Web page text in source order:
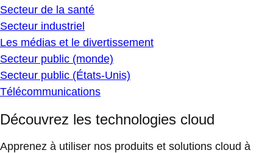
Secteur de la santé
Secteur industriel
Les médias et le divertissement
Secteur public (monde)
Secteur public (États-Unis)
Télécommunications
Découvrez les technologies cloud
Apprenez à utiliser nos produits et solutions cloud à